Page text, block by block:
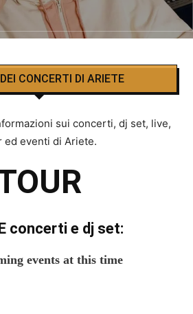
CONCERTI DI ARIETE
sui concerti, dj set, live,
ed eventi di Ariete.
concerti e dj set:
events at this time